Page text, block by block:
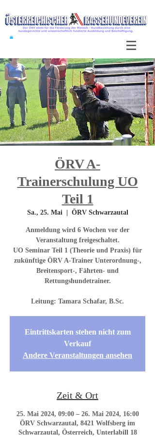
ÖRV A-
Trainerschulung UO
Teil 1
Sa., 25. Mai
  |
ÖRV Schwarzautal
Anmeldung wird 6 Wochen vor der
Veranstaltung freigeschaltet.
UO Seminar Teil 1 (Theorie und Praxis) für
zukünftige ÖRV A-Trainer Unterordnung-,
Breitensport-, Fährten- und
Rettungshundetrainer.
Eintrittskarten stehen nicht zum
Verkauf
Andere Veranstaltungen ansehen
Zeit & Ort
25. Mai 2024, 09:00 – 26. Mai 2024, 16:00
ÖRV Schwarzautal, 8421 Wolfsberg im
Schwarzautal, Österreich, Unterlabill 18